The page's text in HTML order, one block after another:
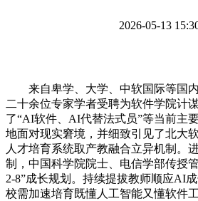
2026-05-13
来自卑学、大学、中软国际等国内
二十余位专家学者受聘为软件学院计
了“AI软件、AI代替法式员”等当前主
地面对现实窘境，并细致引见了北大
人才培育系统取产教融合立异机制。
制，中国科学院院士、电信学部传授
2-8”成长规划。持续提拔教师顺应AI
校需加速培育既懂人工智能又懂软件